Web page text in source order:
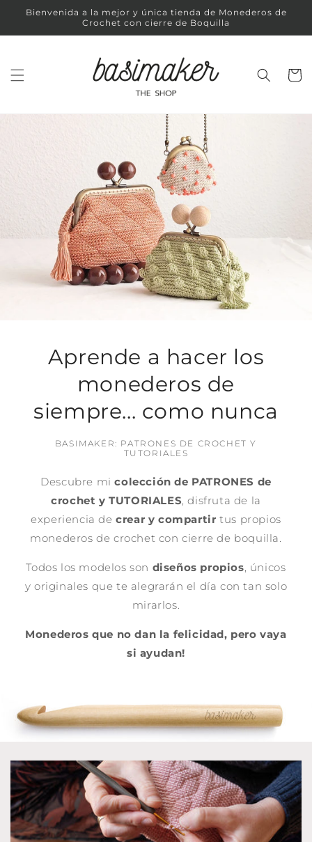
directamente
Bienvenida a la mejor y única tienda de Monederos de
Crochet con cierre de Boquilla
Carrito
Aprende a hacer los
monederos de
siempre... como nunca
BASIMAKER: PATRONES DE CROCHET Y
TUTORIALES
Descubre micolección de PATRONES de
crochet y TUTORIALES, disfruta de la
experiencia decrear y compartir tus propios
monederos de crochet con cierre de boquilla.
Todos los modelos son diseños propios, únicos
y originales que te alegrarán el día con tan solo
mirarlos.
Monederos que no dan la felicidad, pero vaya
si ayudan!